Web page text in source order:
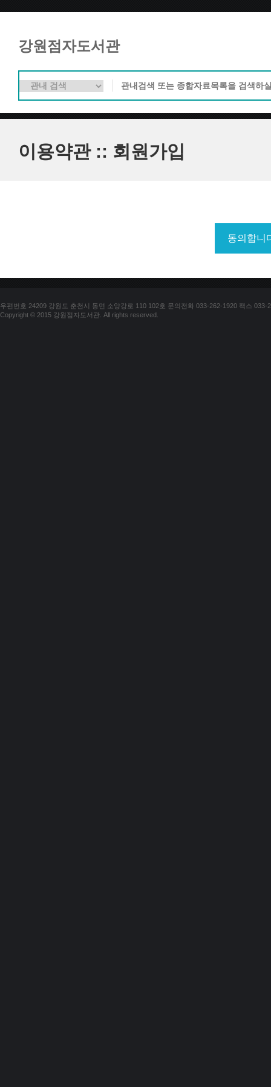
강원점자도서관
이용약관 :: 회원가입
우편번호 24209 강원도 춘천시 동면 소양강로 110 102호 문의전화 033-262-1920 팩스 033-
Copyright © 2015 강원점자도서관. All rights reserved.